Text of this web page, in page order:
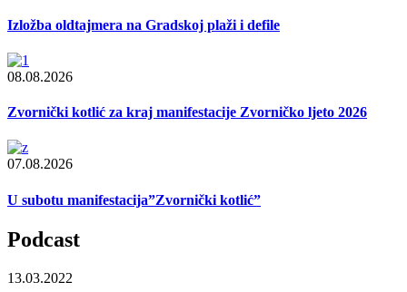
Izložba oldtajmera na Gradskoj plaži i defile
08.08.2026
Zvornički kotlić za kraj manifestacije Zvorničko ljeto 2026
07.08.2026
U subotu manifestacija”Zvornički kotlić”
Podcast
13.03.2022